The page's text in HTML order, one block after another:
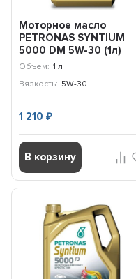
Моторное масло
PETRONAS SYNTIUM
5000 DM 5W-30 (1л)
19981619
Объем: 1 л
Вязкость: 5W-30
1 210₽
В корзину